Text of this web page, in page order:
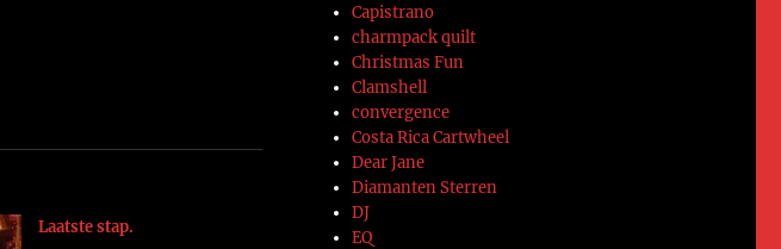
Laatste stap.
Capistrano
charmpack quilt
Christmas Fun
Clamshell
convergence
Costa Rica Cartwheel
Dear Jane
Diamanten Sterren
DJ
EQ